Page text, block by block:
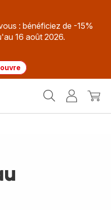
: bénéficiez de -15%
16 août 2026.
MonMon